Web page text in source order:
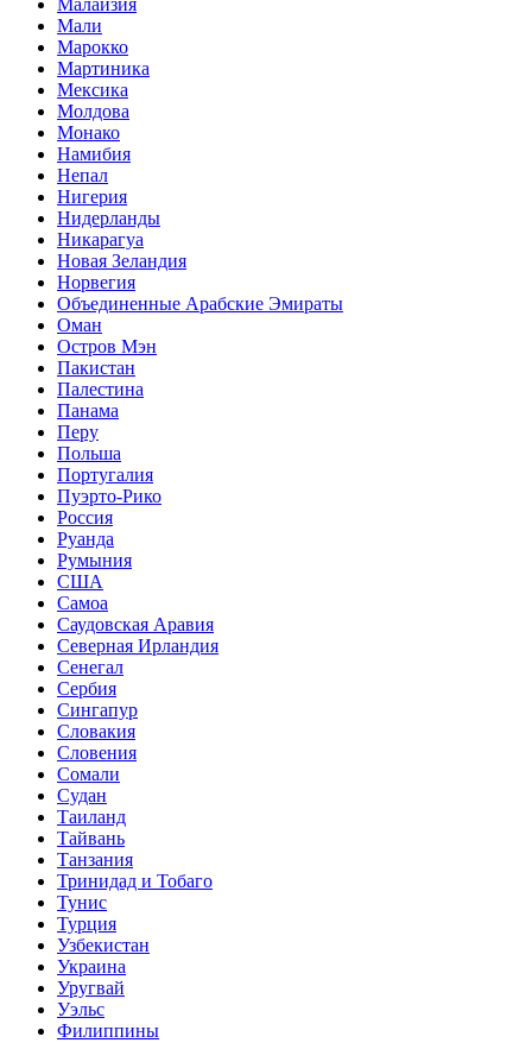
Мали
Марокко
Мартиника
Мексика
Молдова
Монако
Намибия
Непал
Нигерия
Нидерланды
Никарагуа
Новая Зеландия
Норвегия
Объединенные Арабские Эмираты
Оман
Остров Мэн
Пакистан
Палестина
Панама
Перу
Польша
Португалия
Пуэрто-Рико
Россия
Руанда
Румыния
США
Самоа
Саудовская Аравия
Северная Ирландия
Сенегал
Сербия
Сингапур
Словакия
Словения
Сомали
Судан
Таиланд
Тайвань
Танзания
Тринидад и Тобаго
Тунис
Турция
Узбекистан
Украина
Уругвай
Уэльс
Филиппины